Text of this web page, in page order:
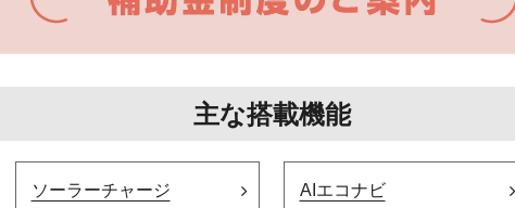
主な搭載機能
ソーラーチャージ AIエコナビ